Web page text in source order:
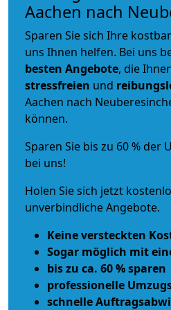
Aachen nach
Sparen Sie sich Ihre
uns Ihnen helfen. Bei uns
besten Angebote, die
stressfreien und
Aachen nach
können.
Sparen Sie bis zu 60 % der
bei uns!
Holen Sie sich jetzt
unverbindliche Angebote.
Keine versteckten
Sogar möglich mit
bis zu ca. 60 % sparen
professionelle
schnelle